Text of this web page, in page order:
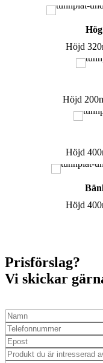
Höjd
Höjd
Höjd
Höjd
Prisförslag?
Vi skickar